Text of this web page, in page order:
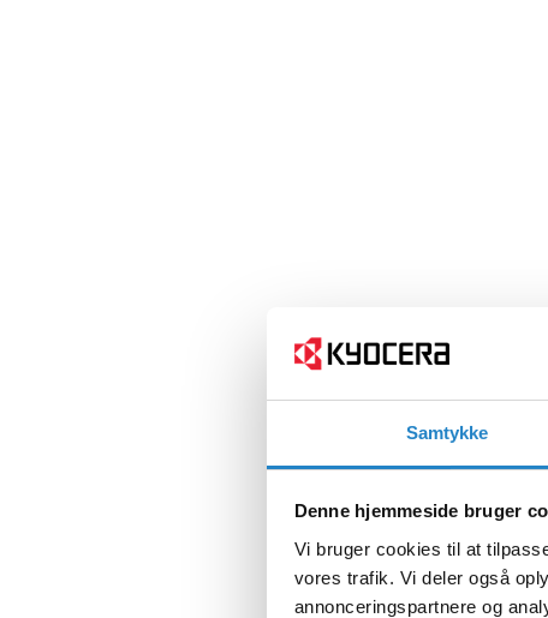
Samtykke
Denne hjemmeside bruger
Vi bruger cookies til at
vores trafik. Vi deler også
annonceringspartnere og